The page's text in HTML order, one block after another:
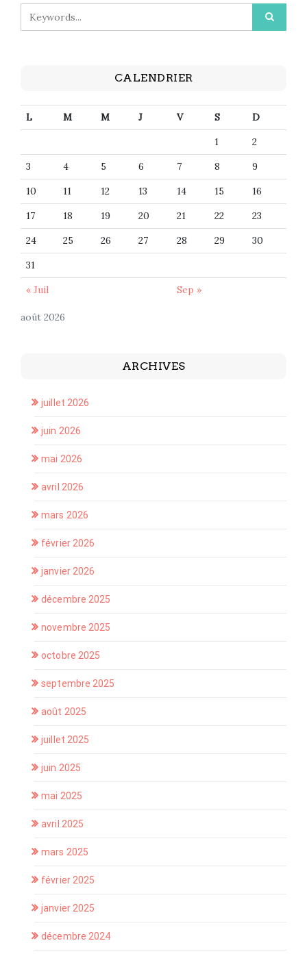
CALENDRIER
août 2026
L M M J V S
D
1
2
3
4 5 6 7 8
9
10
11 12 13 14 15
16
17
18 19 20 21 22
23
24
25 26 27 28 29
30
31
« Juil
Sep »
ARCHIVES
juillet 2026
juin 2026
mai 2026
avril 2026
mars 2026
février 2026
janvier 2026
décembre 2025
novembre 2025
octobre 2025
septembre 2025
août 2025
juillet 2025
juin 2025
mai 2025
avril 2025
mars 2025
février 2025
janvier 2025
décembre 2024